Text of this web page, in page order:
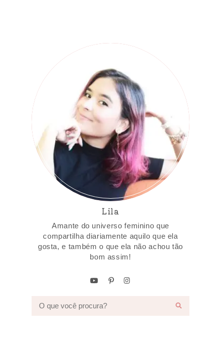
Lila
Amante do universo feminino que
compartilha diariamente aquilo que ela
gosta, e também o que ela não achou tão
bom assim!